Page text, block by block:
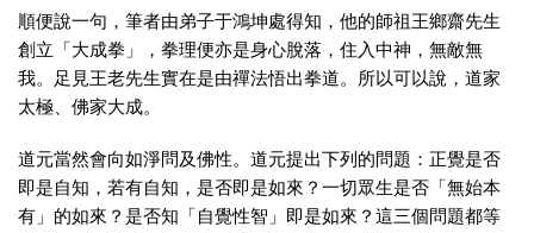
順便說一句，筆者由弟子于鴻坤處得知，他的師祖王鄉齋先生
創立「大成拳」，拳理便亦是身心脫落，住入中神，無敵無
我。足見王老先生實在是由禪法悟出拳道。所以可以說，道家
太極、佛家大成。
道元當然會向如淨問及佛性。道元提出下列的問題：正覺是否
即是自知，若有自知，是否即是如來？一切眾生是否「無始本
有」的如來？是否知「自覺性智」即是如來？這三個問題都等